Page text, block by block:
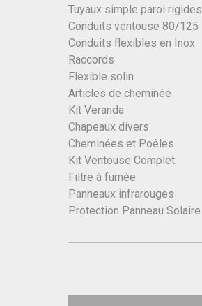
Tuyaux simple paroi rigides
Conduits ventouse 80/125
Conduits flexibles en Inox
Raccords
Flexible solin
Articles de cheminée
Kit Veranda
Chapeaux divers
Cheminées et Poêles
Kit Ventouse Complet
Filtre à fumée
Panneaux infrarouges
Protection Panneau Solaire